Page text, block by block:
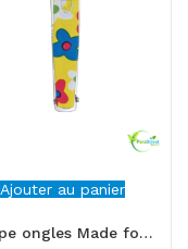
Ajouter au panier
Coupe ongles Made for Girl titania